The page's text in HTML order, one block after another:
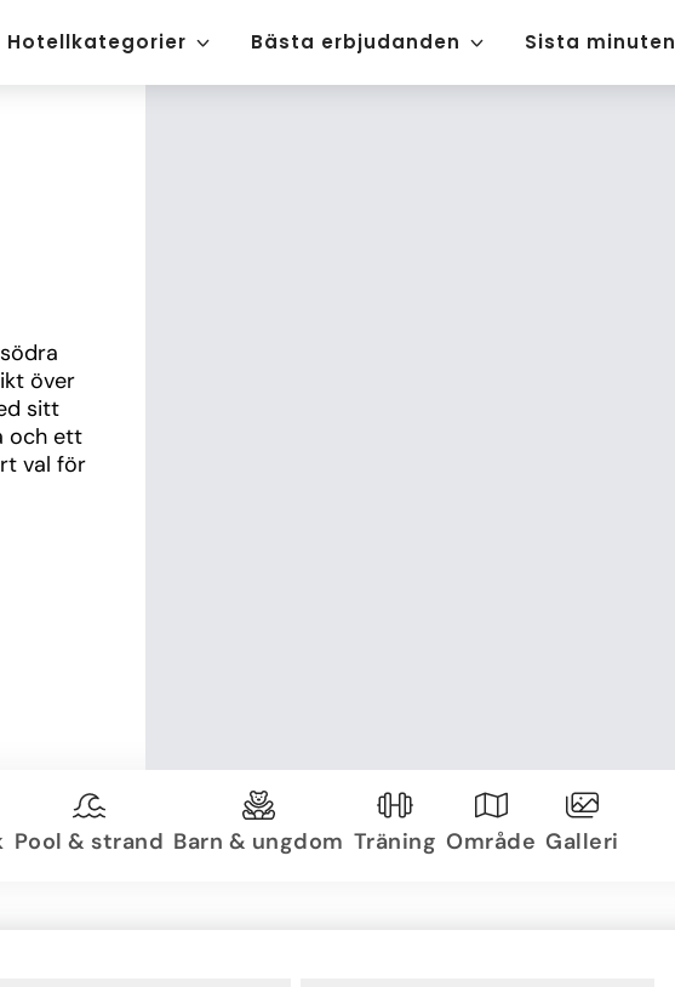
Hotellkategorier Bästa erbjudanden Sista minuten
över
sitt
och ett
val för
Pool & strand Barn & ungdom Träning Område Galleri